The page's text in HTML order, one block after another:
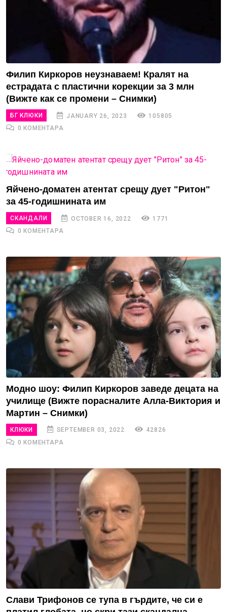
Филип Киркоров неузнаваем! Кралят на
естрадата с пластични корекции за 3 млн
(Вижте как се промени – Снимки)
БГ КЛЮКИ JANUARY 26, 2023
105805
0 КОМЕНТАРА
Яйчено-доматен атентат срещу дует "Ритон"
за 45-годишнината им
СКАНДАЛИ OCTOBER 16, 2022
1771
0 КОМЕНТАРА
Модно шоу: Филип Киркоров заведе децата на
училище (Вижте порасналите Алла-Виктория и
Мартин – Снимки)
КЛЮКИ SEPTEMBER 03, 2022
42826
0 КОМЕНТАРА
Слави Трифонов се тупа в гърдите, че си е